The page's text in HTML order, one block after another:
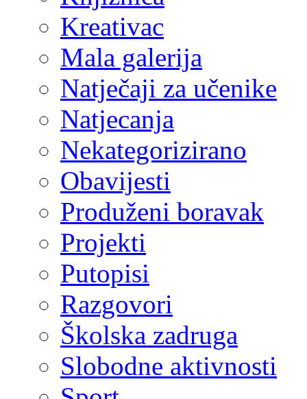
Kreativac
Mala galerija
Natječaji za učenike
Natjecanja
Nekategorizirano
Obavijesti
Produženi boravak
Projekti
Putopisi
Razgovori
Školska zadruga
Slobodne aktivnosti